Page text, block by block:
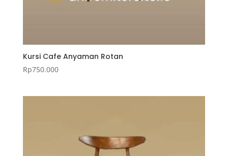
Kursi Cafe Anyaman Rotan
Rp750.000